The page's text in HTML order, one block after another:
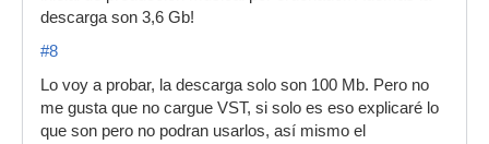
descarga son 3,6 Gb!
#8
Lo voy a probar, la descarga solo son 100 Mb. Pero no
me gusta que no cargue VST, si solo es eso explicaré lo
que son pero no podran usarlos, así mismo el